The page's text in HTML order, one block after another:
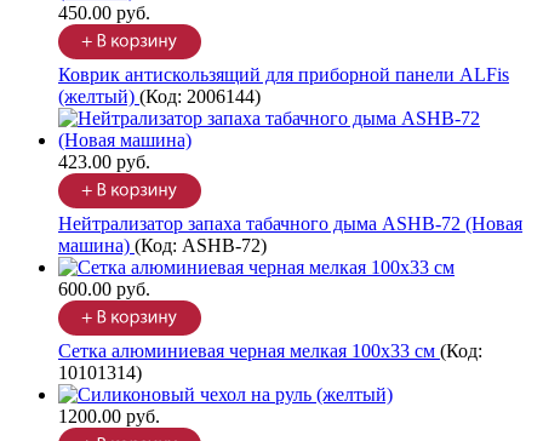
450.00 руб.
Коврик антискользящий для приборной панели ALFis
(желтый) (Код: 2006144)
423.00 руб.
Нейтрализатор запаха табачного дыма ASHB-72 (Новая
машина) (Код: ASHB-72)
600.00 руб.
Сетка алюминиевая черная мелкая 100х33 см (Код:
10101314)
1200.00 руб.